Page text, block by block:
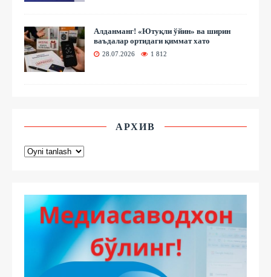
Алданманг! «Ютуқли ўйин» ва ширин
ваъдалар ортидаги қиммат хато
28.07.2026 1 812
АРХИВ